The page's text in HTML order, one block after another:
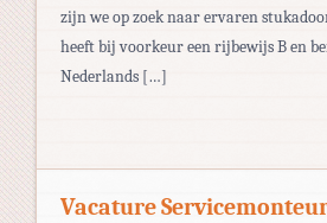
zijn we op zoek naar ervaren
heeft bij voorkeur een rijbewijs B en
Nederlands […]
Vacature